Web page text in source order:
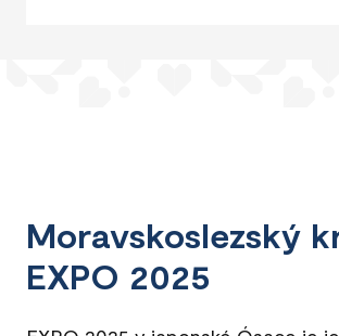
Moravskoslezský
EXPO 2025